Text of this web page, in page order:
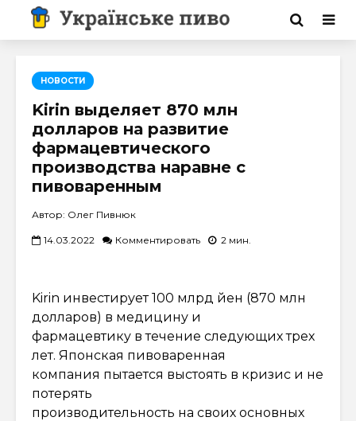
НОВОСТИ
Kirin выделяет 870 млн
долларов на развитие
фармацевтического
производства наравне с
пивоваренным
Автор: Олег Пивнюк
14.03.2022 Комментировать 2 мин.
Kirin инвестирует 100 млрд йен (870 млн
долларов) в медицину и
фармацевтику в течение следующих трех
лет. Японская пивоваренная
компания пытается выстоять в кризис и не
потерять
производительность на своих основных